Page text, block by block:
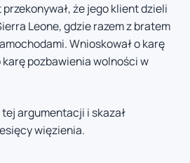
że jego klient dzieli
Leone, gdzie razem z bratem
Wnioskował o karę
pozbawienia wolności w
argumentacji i skazał
więzienia.